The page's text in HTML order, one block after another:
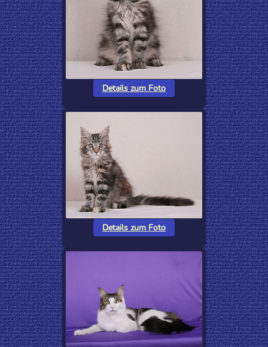
Details zum Foto
Details zum Foto